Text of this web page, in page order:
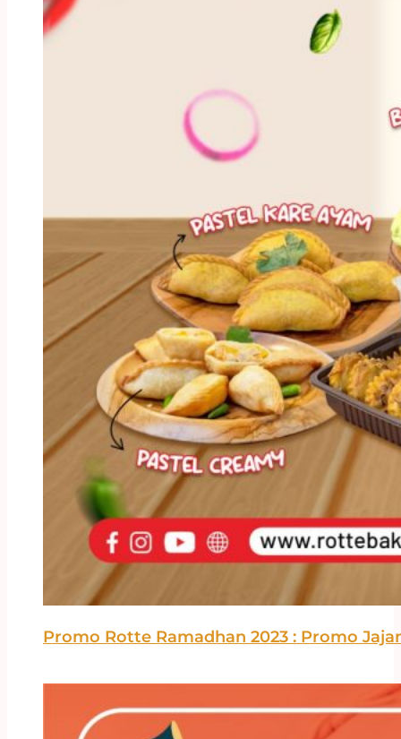
Promo Rotte Ramadhan 2023 : Promo